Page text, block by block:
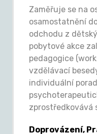
Zaměřuje se na
osamostatnění
odchodu z
pobytové akce
pedagogice
vzdělávací
individuální
zprostředkovává
Doprovázení,